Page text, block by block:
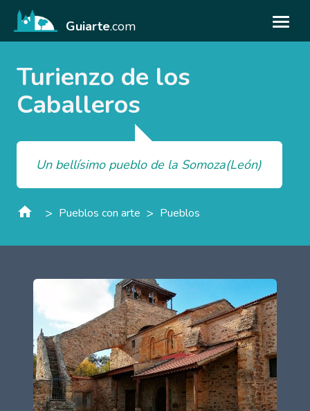
Guiarte.com
Turienzo de los
Caballeros
Un bellísimo pueblo de la Somoza(León)
> Pueblos con arte > Pueblos